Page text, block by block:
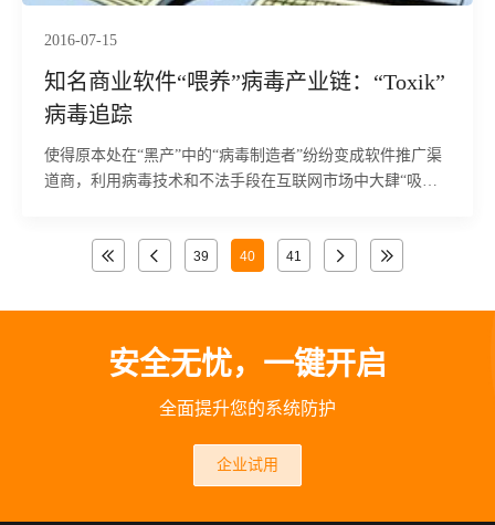
2016-07-15
知名商业软件“喂养”病毒产业链：“Toxik”
病毒追踪
使得原本处在“黑产”中的“病毒制造者”纷纷变成软件推广渠
道商，利用病毒技术和不法手段在互联网市场中大肆“吸
39 40 41
安全无忧，一键开启
全面提升您的系统防护
企业试用